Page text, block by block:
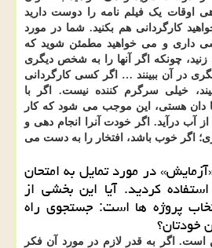
اوقات یک فیلم نامه را دوست دارید
کارگردانی هم بکنید. شما در مورد
داری و می خواهید مطمئن شوید که
زنید، چونکه اگر آنها را به شخص دیگری
در آن ببینند … اگر کسی کارگردانی
خیلی سرگرم کننده نیست. اگر با
دان هستی، این موجب می شود که کار
آب درآید. اگر خودت آنرا انجام دهی و
اگر خوب باشد، افتخار را به دست می
در مورد تمایل به امتحان
کردید. آیا این بخشی از
پروژه ها است: جستجوی راه
خودتان؟
است. اگر به قدر لازم در مورد آن فکر